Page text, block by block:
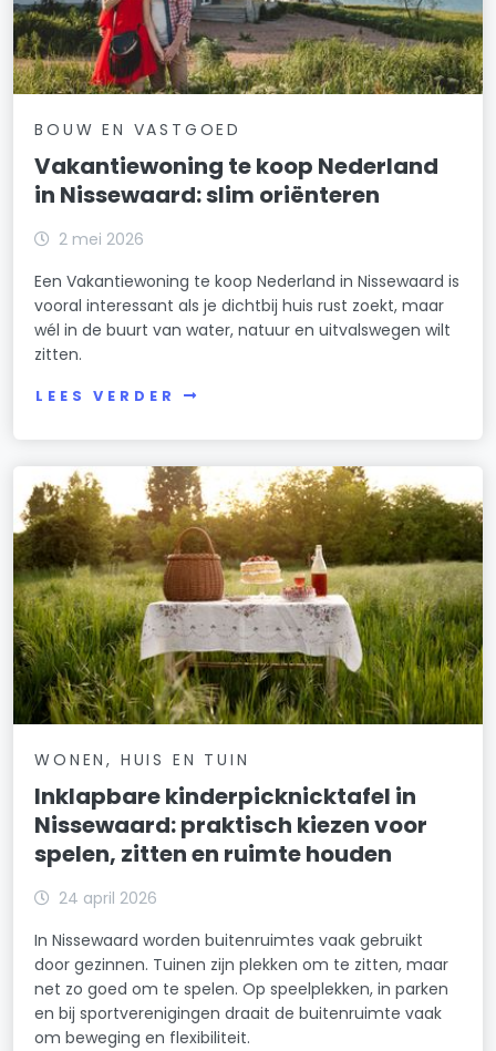
BOUW EN VASTGOED
Vakantiewoning te koop Nederland
in Nissewaard: slim oriënteren
2 mei 2026
Een Vakantiewoning te koop Nederland in Nissewaard is
vooral interessant als je dichtbij huis rust zoekt, maar
wél in de buurt van water, natuur en uitvalswegen wilt
zitten.
LEES VERDER
WONEN, HUIS EN TUIN
Inklapbare kinderpicknicktafel in
Nissewaard: praktisch kiezen voor
spelen, zitten en ruimte houden
24 april 2026
In Nissewaard worden buitenruimtes vaak gebruikt
door gezinnen. Tuinen zijn plekken om te zitten, maar
net zo goed om te spelen. Op speelplekken, in parken
en bij sportverenigingen draait de buitenruimte vaak
om beweging en flexibiliteit.